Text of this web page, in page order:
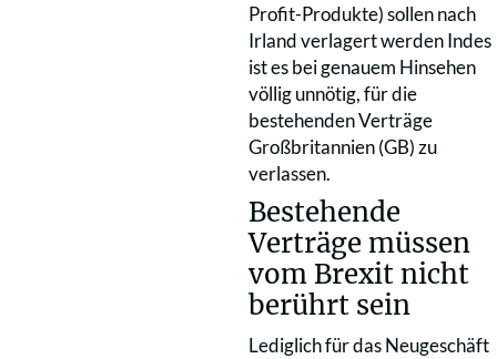
Profit-Produkte) sollen nach
Irland verlagert werden Indes
ist es bei genauem Hinsehen
völlig unnötig, für die
bestehenden Verträge
Großbritannien (GB) zu
verlassen.
Bestehende
Verträge müssen
vom Brexit nicht
berührt sein
Lediglich für das Neugeschäft